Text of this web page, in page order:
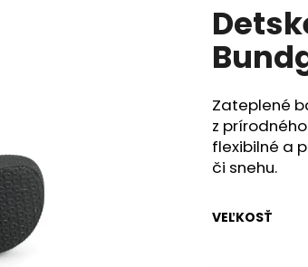
Zateplené
z
flexibilné a
či snehu.
VEĽKOSŤ